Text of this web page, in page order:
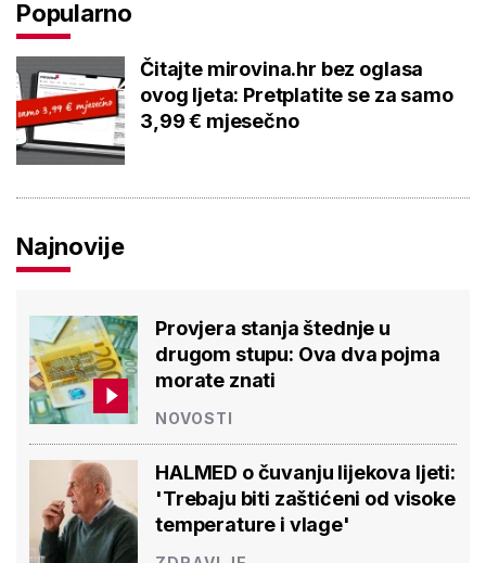
Popularno
Čitajte mirovina.hr bez oglasa
ovog ljeta: Pretplatite se za samo
3,99 € mjesečno
Najnovije
Provjera stanja štednje u
drugom stupu: Ova dva pojma
morate znati
NOVOSTI
HALMED o čuvanju lijekova ljeti:
'Trebaju biti zaštićeni od visoke
temperature i vlage'